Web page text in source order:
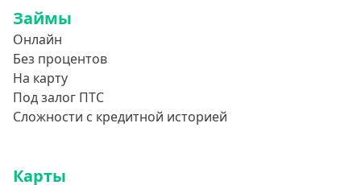
Займы
Онлайн
Без процентов
На карту
Под залог ПТС
Сложности с кредитной историей
Карты